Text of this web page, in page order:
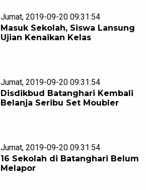
Jumat, 2019-09-20 09:31:54
Masuk Sekolah, Siswa Lansung
Ujian Kenaikan Kelas
Jumat, 2019-09-20 09:31:54
Disdikbud Batanghari Kembali
Belanja Seribu Set Moubler
Jumat, 2019-09-20 09:31:54
16 Sekolah di Batanghari Belum
Melapor